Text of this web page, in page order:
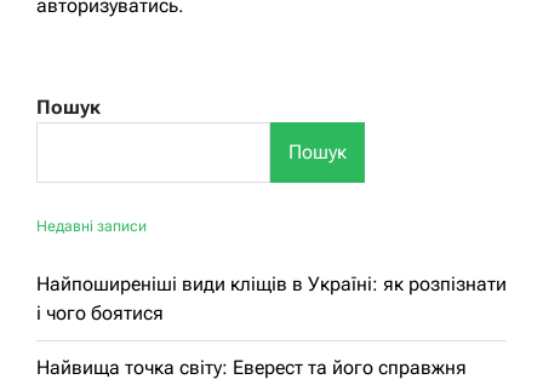
авторизуватись.
Пошук
Пошук
Недавні записи
Найпоширеніші види кліщів в Україні: як розпізнати
і чого боятися
Найвища точка світу: Еверест та його справжня